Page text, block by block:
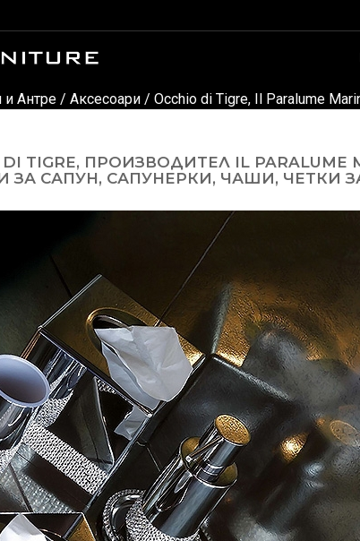
и Антре / Аксесоари / Occhio di Tigre, Il Paralume
DI TIGRE, ПРОИЗВОДИТЕЛ IL
ЗА САПУН, САПУНЕРКИ, ЧАШИ, ЧЕТКИ